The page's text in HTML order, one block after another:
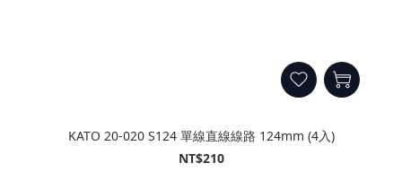
KATO 20-020 S124 單線直線線路 124mm (4入)
NT$210